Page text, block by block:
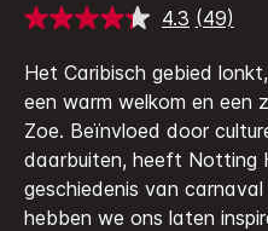
4.3 Lees
(49)
Het Caribisch gebied
een warm welkom en een
Zoe. Beïnvloed door
daarbuiten, heeft Notting
geschiedenis van
hebben we ons laten